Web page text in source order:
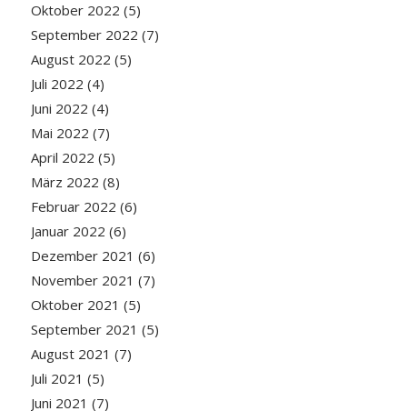
Oktober 2022 (5)
September 2022 (7)
August 2022 (5)
Juli 2022 (4)
Juni 2022 (4)
Mai 2022 (7)
April 2022 (5)
März 2022 (8)
Februar 2022 (6)
Januar 2022 (6)
Dezember 2021 (6)
November 2021 (7)
Oktober 2021 (5)
September 2021 (5)
August 2021 (7)
Juli 2021 (5)
Juni 2021 (7)